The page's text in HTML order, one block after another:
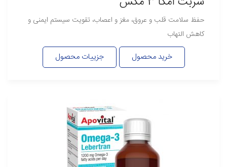
حفظ سلامت قلب و عروق، مغز و اعصاب، تقویت سیستم ایمنی و
کاهش التهاب
خرید محصول جزییات محصول